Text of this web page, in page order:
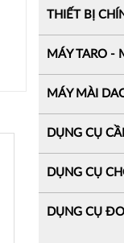
THIẾT BỊ
MÁY TARO -
MÁY MÀI
DỤNG CỤ
DỤNG CỤ
DỤNG CỤ